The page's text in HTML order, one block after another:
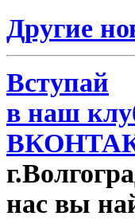
Другие
Вступай
в наш
нас вы